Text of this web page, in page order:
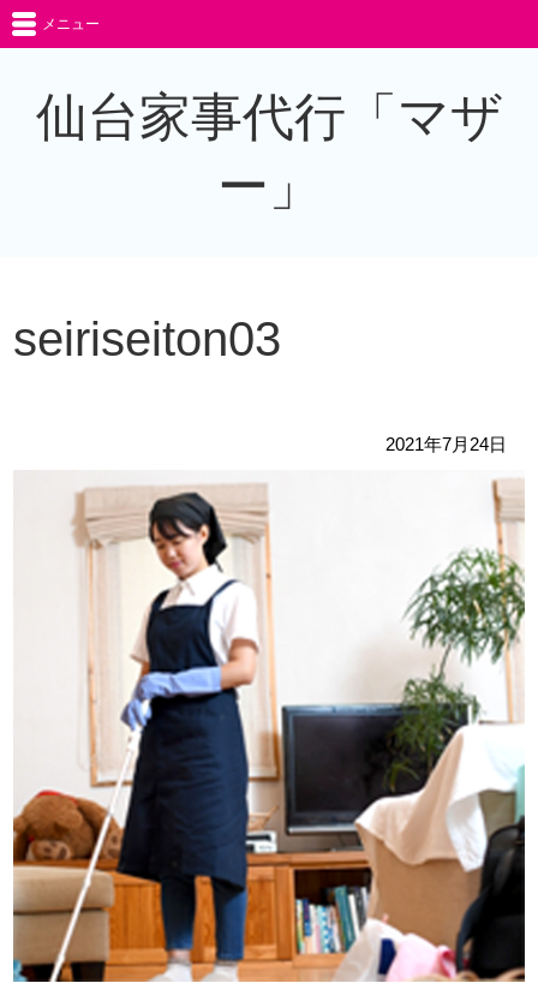
仙台家事代行「マザ
ー」
メニュー
seiriseiton03
2021年7月24日